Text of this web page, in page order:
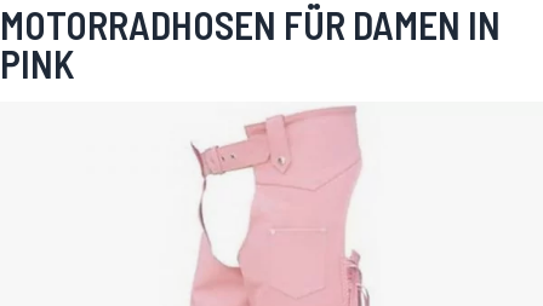
MOTORRADHOSEN FÜR DAMEN IN
PINK